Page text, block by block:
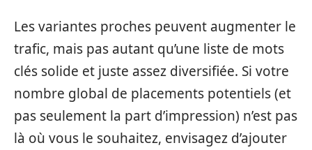
Les variantes proches peuvent augmenter le
trafic, mais pas autant qu’une liste de mots
clés solide et juste assez diversifiée. Si votre
nombre global de placements potentiels (et
pas seulement la part d’impression) n’est pas
là où vous le souhaitez, envisagez d’ajouter